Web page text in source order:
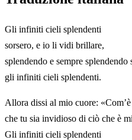
Gli infiniti cieli splendenti
sorsero, e io li vidi brillare,
splendendo e sempre splendendo
gli infiniti cieli splendenti.
Allora dissi al mio cuore:
che tu sia invidioso di ciò che è
Gli infiniti cieli splendenti